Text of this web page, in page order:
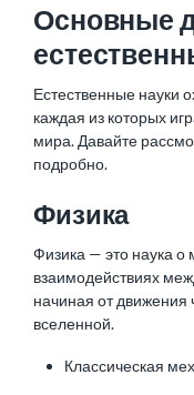
Основные
Естественные науки
каждая из которых
мира. Давайте
подробно.
Физика
Физика — это наука о
взаимодействиях
начиная от движения
вселенной.
Классическая